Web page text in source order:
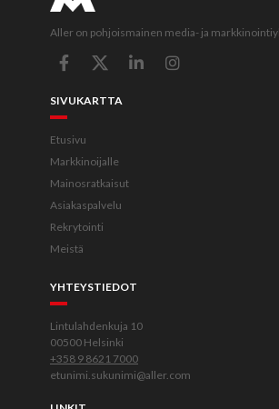
Aller on pohjoismainen media- ja
SIVUKARTTA
Etusivu
Markkinoijalle
Mainosratkaisut
Asiakaspalvelu
Rekrytointi
Meistä
YHTEYSTIEDOT
Lintulahdenkuja 10
00500 Helsinki
+358 9 8621 7000
etunimi.sukunimi@aller.com